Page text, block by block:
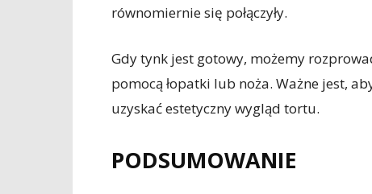
równomiernie się połączyły.
Gdy tynk jest gotowy, możemy
pomocą łopatki lub noża. Ważne jest,
uzyskać estetyczny wygląd tortu.
PODSUMOWANIE